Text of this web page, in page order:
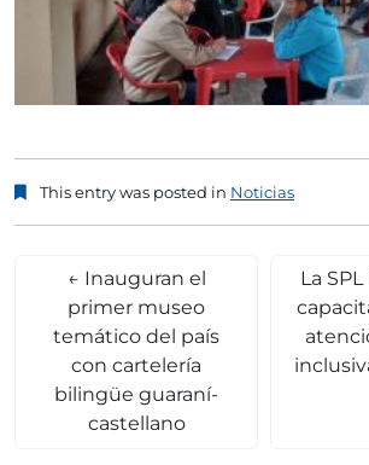
This entry was posted in Noticias
← Inauguran el
primer museo
temático del país
con cartelería
bilingüe guaraní-
castellano
La